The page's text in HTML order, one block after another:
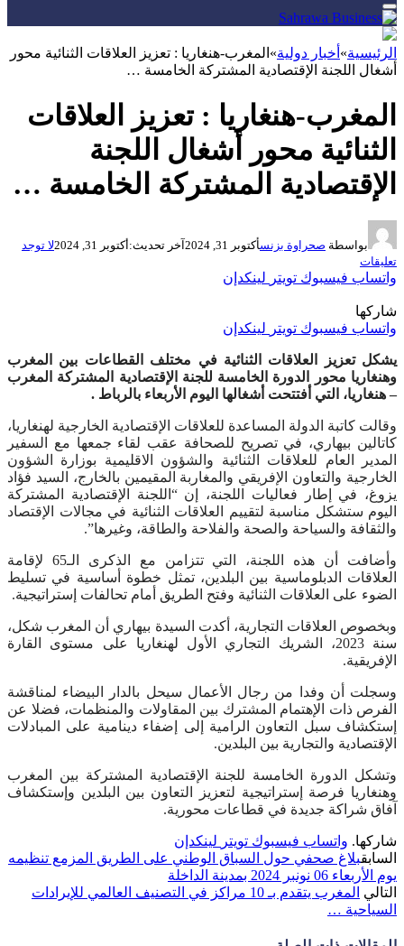
الرئيسية» أخبار دولية» المغرب-هنغاريا : تعزيز العلاقات الثنائية محور
أشغال اللجنة الإقتصادية المشتركة الخامسة …
المغرب-هنغاريا : تعزيز العلاقات
الثنائية محور أشغال اللجنة
الإقتصادية المشتركة الخامسة …
بواسطة صحراوة بزنسأكتوبر 31, 2024 آخر تحديث:أكتوبر 31, 2024
لا توجد
تعليقات
واتساب فيسبوك تويتر لينكدإن
شاركها
واتساب فيسبوك تويتر لينكدإن
يشكل تعزيز العلاقات الثنائية في مختلف القطاعات بين المغرب
وهنغاريا محور الدورة الخامسة للجنة الإقتصادية المشتركة المغرب
– هنغاريا، التي أفتتحت أشغالها اليوم الأربعاء بالرباط .
وقالت كاتبة الدولة المساعدة للعلاقات الإقتصادية الخارجية لهنغاريا،
كاتالين بيهاري، في تصريح للصحافة عقب لقاء جمعها مع السفير
المدير العام للعلاقات الثنائية والشؤون الاقليمية بوزارة الشؤون
الخارجية والتعاون الإفريقي والمغاربة المقيمين بالخارج، السيد فؤاد
يزوغ، في إطار فعاليات اللجنة، إن “اللجنة الإقتصادية المشتركة
اليوم ستشكل مناسبة لتقييم العلاقات الثنائية في مجالات الإقتصاد
والثقافة والسياحة والصحة والفلاحة والطاقة، وغيرها”.
وأضافت أن هذه اللجنة، التي تتزامن مع الذكرى الـ65 لإقامة
العلاقات الدبلوماسية بين البلدين، تمثل خطوة أساسية في تسليط
الضوء على العلاقات الثنائية وفتح الطريق أمام تحالفات إستراتيجية.
وبخصوص العلاقات التجارية، أكدت السيدة بيهاري أن المغرب شكل،
سنة 2023، الشريك التجاري الأول لهنغاريا على مستوى القارة
الإفريقية.
وسجلت أن وفدا من رجال الأعمال سيحل بالدار البيضاء لمناقشة
الفرص ذات الإهتمام المشترك بين المقاولات والمنظمات، فضلا عن
إستكشاف سبل التعاون الرامية إلى إضفاء دينامية على المبادلات
الإقتصادية والتجارية بين البلدين.
وتشكل الدورة الخامسة للجنة الإقتصادية المشتركة بين المغرب
وهنغاريا فرصة إستراتيجية لتعزيز التعاون بين البلدين وإستكشاف
آفاق شراكة جديدة في قطاعات محورية.
شاركها. واتساب فيسبوك تويتر لينكدإن
السابقبلاغ صحفي حول السباق الوطني على الطريق المزمع تنظيمه
يوم الأربعاء 06 نونبر 2024 بمدينة الداخلة
التالي
المغرب يتقدم بـ 10 مراكز في التصنيف العالمي للإيرادات
السياحية …